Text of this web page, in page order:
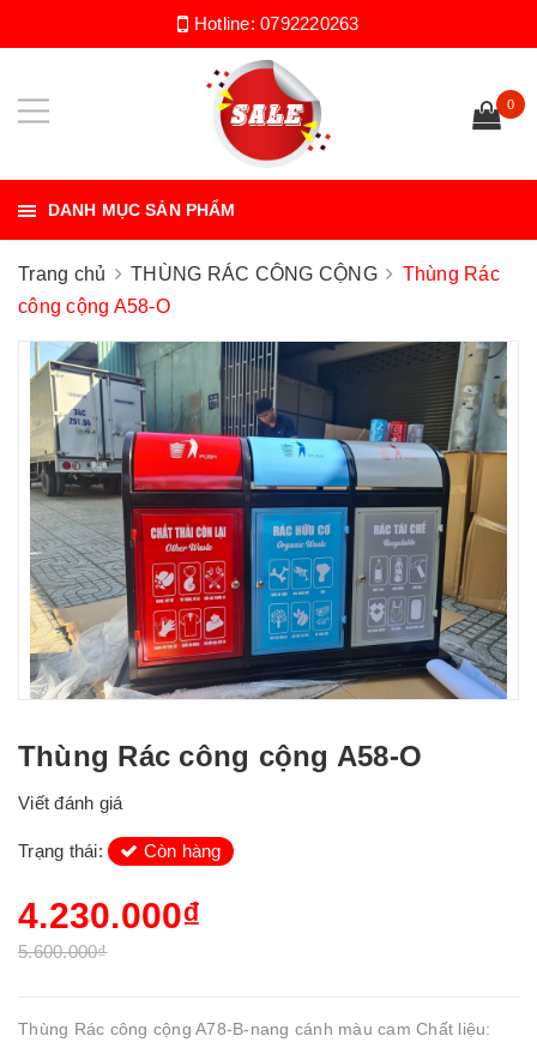
Hotline:0792220263
0
DANH MỤC SẢN PHẨM
Trang chủ THÙNG RÁC CÔNG CỘNG
Thùng Rác
công cộng A58-O
Thùng Rác công cộng A58-O
Viết đánh giá
Trạng thái: Còn hàng
4.230.000₫
5.600.000₫
Thùng Rác công cộng A78-B-nang cánh màu cam Chất liệu: